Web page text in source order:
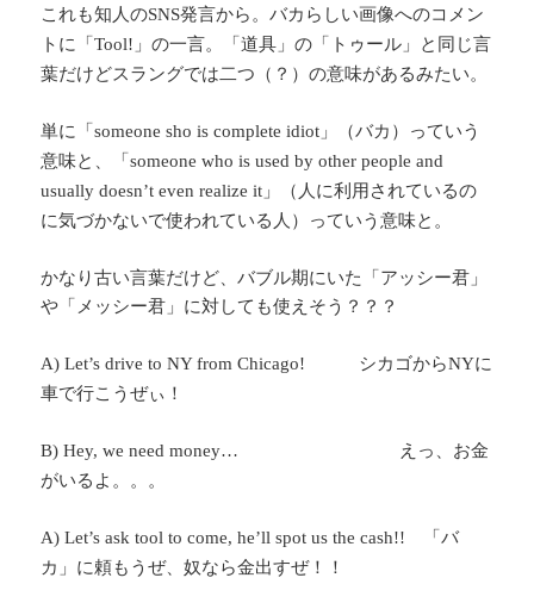
これも知人のSNS発言から。バカらしい画像へのコメン
トに「Tool! 」の一言。「道具」の「トゥール」と同じ言
葉だけどスラングでは二つ（？）の意味があるみたい。
単に「someone sho is complete idiot 」（バカ）っていう
意味と、「someone who is used by other people and
usually doesn’t even realize it 」（人に利用されているの
に気づかないで使われている人）っていう意味と。
かなり古い言葉だけど、バブル期にいた「アッシー君」
や「メッシー君」に対しても使えそう？？？
A) Let’s drive to NY from Chicago! シカゴからNYに
車で行こうぜぃ！
B) Hey, we need money…
えっ、お金
がいるよ。。。
A) Let’s ask tool to come, he’ll spot us the cash!!
「バ
カ」に頼もうぜ、奴なら金出すぜ！！